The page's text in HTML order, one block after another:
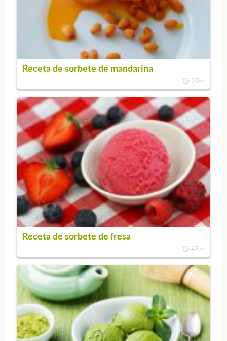
Receta de sorbete de mandarina
20m
Receta de sorbete de fresa
45m